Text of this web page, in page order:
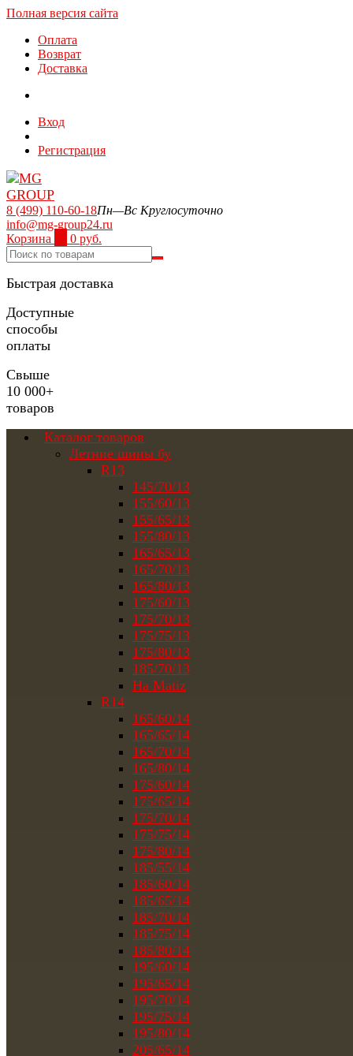
Полная версия сайта
Оплата
Возврат
Доставка
Вход
Регистрация
8 (499) 110-60-18Пн—Вс Круглосуточно
info@mg-group24.ru
Корзина
0 руб.
Быстрая доставка
Доступные
способы
оплаты
Свыше
10 000+
товаров
Каталог товаров
Летние шины бу
R13
145/70/13
155/60/13
155/65/13
155/80/13
165/65/13
165/70/13
165/80/13
175/60/13
175/70/13
175/75/13
175/80/13
185/70/13
На Matiz
R14
165/60/14
165/65/14
165/70/14
165/80/14
175/60/14
175/65/14
175/70/14
175/75/14
175/80/14
185/55/14
185/60/14
185/65/14
185/70/14
185/75/14
185/80/14
195/60/14
195/65/14
195/70/14
195/75/14
195/80/14
205/65/14